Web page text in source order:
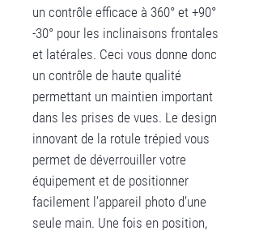
un contrôle efficace à 360° et +90°
-30° pour les inclinaisons frontales
et latérales. Ceci vous donne donc
un contrôle de haute qualité
permettant un maintien important
dans les prises de vues. Le design
innovant de la rotule trépied vous
permet de déverrouiller votre
équipement et de positionner
facilement l’appareil photo d’une
seule main. Une fois en position,